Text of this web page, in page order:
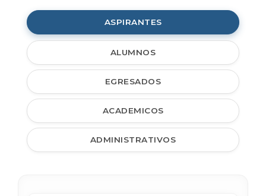
ASPIRANTES
ALUMNOS
EGRESADOS
ACADEMICOS
ADMINISTRATIVOS